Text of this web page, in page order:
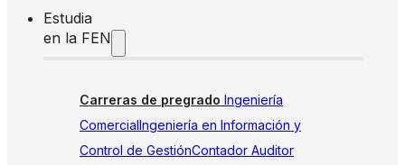
Estudia
en la FEN
Carreras de pregrado Ingeniería
ComercialIngeniería en Información y
Control de GestiónContador Auditor